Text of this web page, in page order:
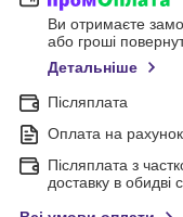
Ви отримаєте
або гроші
Детальніше
Післяплата
Оплата на рахунок
Післяплата з
доставку в обидві